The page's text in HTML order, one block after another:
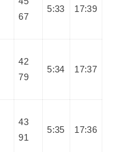
67
5:33 17:39
42
79
5:34 17:37
43
91
5:35 17:36